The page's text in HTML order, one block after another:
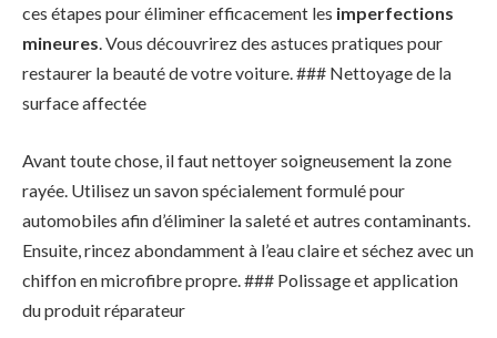
ces étapes pour éliminer efficacement les imperfections
mineures. Vous découvrirez des astuces pratiques pour
restaurer la beauté de votre voiture. ### Nettoyage de la
surface affectée
Avant toute chose, il faut nettoyer soigneusement la zone
rayée. Utilisez un savon spécialement formulé pour
automobiles afin d’éliminer la saleté et autres contaminants.
Ensuite, rincez abondamment à l’eau claire et séchez avec un
chiffon en microfibre propre. ### Polissage et application
du produit réparateur